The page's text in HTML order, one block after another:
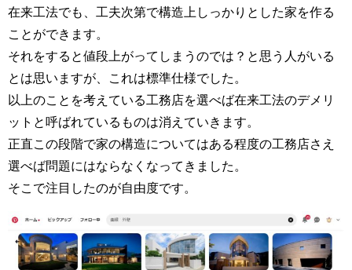
在来工法でも、工夫次第で構造上しっかりとした家を作る
ことができます。
それをすると値段上がってしまうのでは？と思う人がいる
とは思いますが、これは標準仕様でした。
以上のことを考えている工務店を選べば在来工法のデメリ
ットと呼ばれているものは消えていきます。
正直この段階で家の構造についてはある程度の工務店さえ
選べば問題にはならなくなってきました。
そこで注目したのが自由度です。